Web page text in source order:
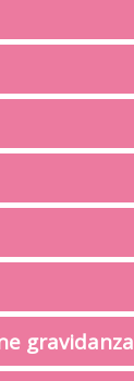
gravidanza